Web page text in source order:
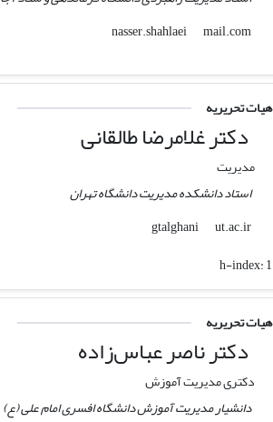
nasser.shahlaei
mail.com
هیات تحریریه
دکتر غلامرضا طالقانی
مدیریت
استاد دانشکده مدیریت دانشگاه تهران
gtalghani
ut.ac.ir
h-index:1
هیات تحریریه
دکتر ناصر عباس‌زاده
دکتری مدیریت آموزش
دانشیار مدیریت آموزش دانشگاه افسری امام علی (ع)